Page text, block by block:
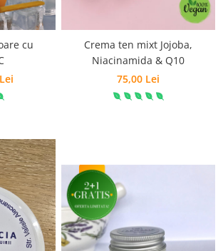
cu
Crema ten mixt Jojoba,
Niacinamida & Q10
75,00 Lei